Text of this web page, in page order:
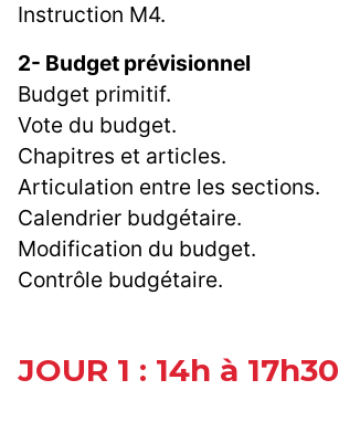
Instruction M4.
2- Budget prévisionnel
Budget primitif.
Vote du budget.
Chapitres et articles.
Articulation entre les sections.
Calendrier budgétaire.
Modification du budget.
Contrôle budgétaire.
JOUR 1 : 14h à 17h30